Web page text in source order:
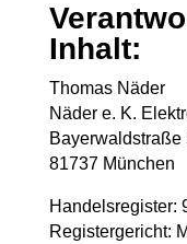
Inhalt:
Thomas Näder
Näder e. K.
Bayerwaldstraße
81737 München
Handelsregister:
Registergericht: